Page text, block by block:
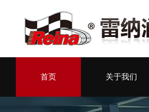
首页 关于我们